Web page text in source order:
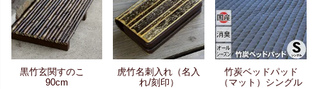
黒竹玄関すのこ
90cm
虎竹名刺入れ（名入
れ/刻印）
竹炭ベッドパッド
（マット）シングル